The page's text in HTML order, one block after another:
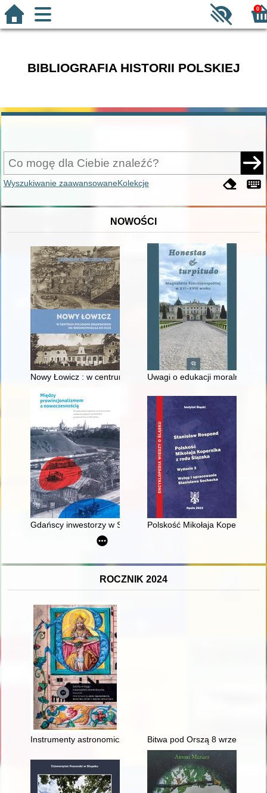
0
BIBLIOGRAFIA HISTORII POLSKIEJ
Wyszukiwanie zaawansowaneKolekcje
NOWOŚCI
Nowy Łowicz : w centrum poligonu drawskiego od
Uwagi o edukacji moralnej
Gdańscy inwestorzy w Sopocie : prestiż finansowy i
Polskość Mikołaja Kopernika z
ROCZNIK 2024
Instrumenty astronomiczne odnalezione w klasztorze
Bitwa pod Orszą 8 września